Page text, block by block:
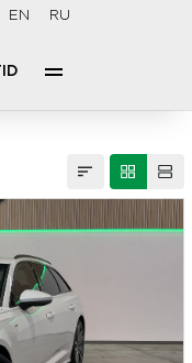
EN RU